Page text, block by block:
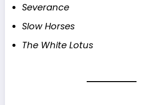
Severance
Slow Horses
The White Lotus